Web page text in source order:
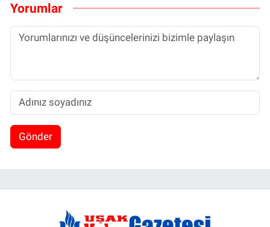
Yorumlar
Gönder